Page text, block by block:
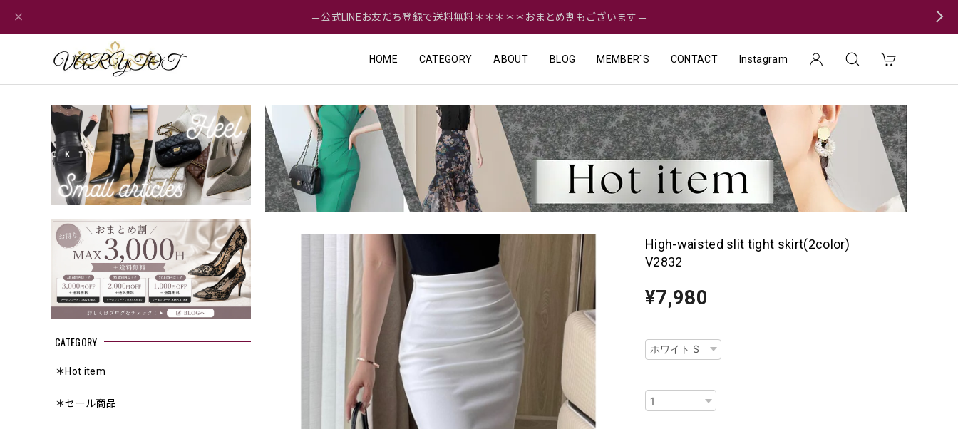
＝公式LINEお友だち登録で送料無料＊＊＊＊＊おまとめ割もございます＝
HOME CATEGORY ABOUT BLOG MEMBER`S CONTACT Instagram
CATEGORY
＊Hot item
＊セール商品
High-waisted slit tight skirt(2color)
V2832
¥7,980